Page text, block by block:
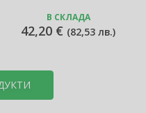
В СКЛАДА
42,20 € (82,53 лв.)